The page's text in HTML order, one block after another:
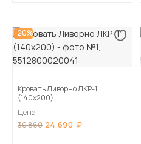
-20%
Кровать Ливорно ЛКР-1
(140х200)
Цена
30 860 24 690